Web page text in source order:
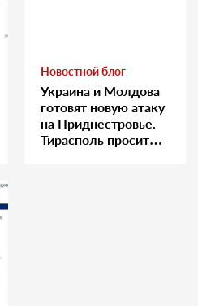
Новостной блог
Украина и Молдова
готовят новую атаку
на Приднестровье.
Тирасполь просит